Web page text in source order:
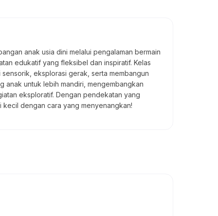
anak usia dini melalui pengalaman bermain
edukatif yang fleksibel dan inspiratif. Kelas
eksplorasi gerak, serta membangun
anak untuk lebih mandiri, mengembangkan
eksploratif. Dengan pendekatan yang
kecil dengan cara yang menyenangkan!